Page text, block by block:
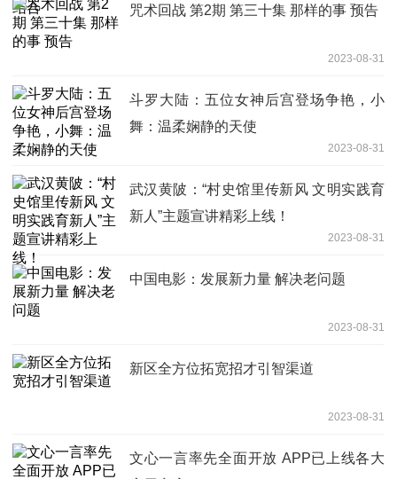
咒术回战 第2期 第三十集 那样的事 预告
2023-08-31
斗罗大陆：五位女神后宫登场争艳，小
舞：温柔娴静的天使
2023-08-31
武汉黄陂：“村史馆里传新风 文明实践育
新人”主题宣讲精彩上线！
2023-08-31
中国电影：发展新力量 解决老问题
2023-08-31
新区全方位拓宽招才引智渠道
2023-08-31
文心一言率先全面开放 APP已上线各大